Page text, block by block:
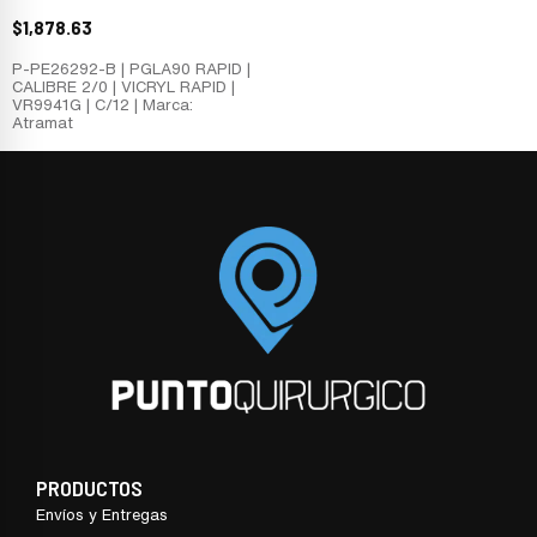
$1,878.63
P-PE26292-B | PGLA90 RAPID |
CALIBRE 2/0 | VICRYL RAPID |
VR9941G | C/12 | Marca:
Atramat
PRODUCTOS
Envíos y Entregas